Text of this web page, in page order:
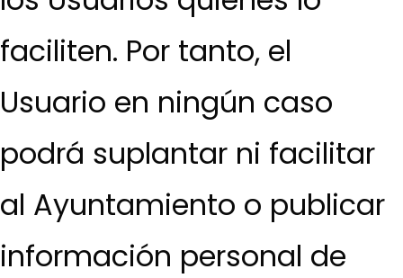
faciliten. Por tanto, el
Usuario en ningún caso
podrá suplantar ni facilitar
al Ayuntamiento o publicar
información personal de